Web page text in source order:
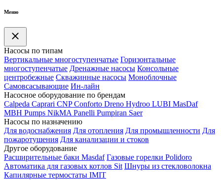
Меню
Насосы по типам
Вертикальные многоступенчатые Горизонтальные
многоступенчатые Дренажные насосы Консольные
центробежные Скважинные насосы Моноблочные
Самовсасывающие Ин-лайн
Насосное оборудование по брендам
Calpeda Caprari CNP Conforto Dreno Hydroo LUBI MasDaf
MBH Pumps NikMA Panelli Pumpiran Saer
Насосы по назначению
Для водоснабжения Для отопления Для промышленности Для
пожаротушения Для канализации и стоков
Другое оборудование
Расширительные баки Masdaf Газовые горелки Polidoro
Автоматика для газовых котлов Sit Шнуры из стекловолокна
Капилярные термостаты IMIT